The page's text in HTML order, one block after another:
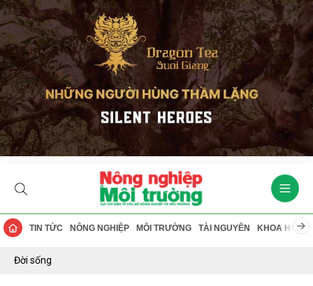
TIN TỨC NÔNG NGHIỆP MÔI TRƯỜNG TÀI NGUYÊN KHOA HỌC
Đời sống